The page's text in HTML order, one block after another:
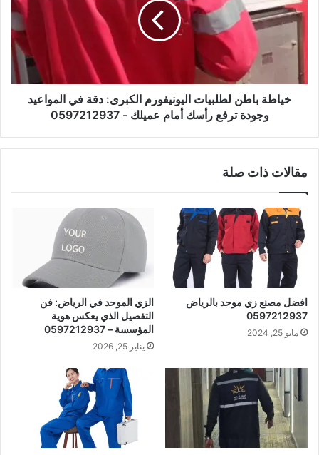
خياطة باطن لطلبيات اليونيفورم الكبرى: دقة في المواعيد
وجودة ترفع رأسك أمام عميلك - 0597212937
مقالات ذات صلة
افضل مصنع زي موحد بالرياض
0597212937
مايو 25, 2024
الزي الموحد في الرياض: فن
التفصيل الذي يعكس هوية
المؤسسة – 0597212937
يناير 25, 2026